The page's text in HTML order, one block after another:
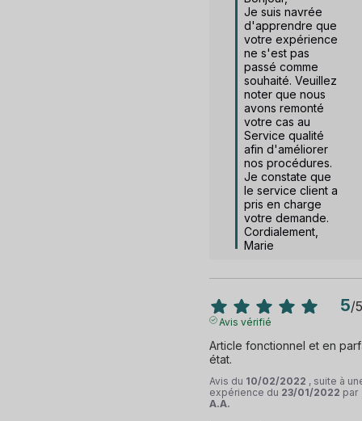
Je suis navrée
d'apprendre que
votre expérience
ne s'est pas
passé comme
souhaité. Veuillez
noter que nous
avons remonté
votre cas au
Service qualité
afin d'améliorer
nos procédures.
Je constate que
le service client a
pris en charge
votre demande.
Cordialement,
Marie
5/5
Avis vérifié
Article fonctionnel et en
état.
Avis du 10/02/2022 , suite à
expérience du 23/01/2022 par
A.A.